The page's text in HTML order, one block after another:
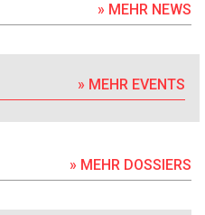
» MEHR NEWS
» MEHR EVENTS
» MEHR DOSSIERS